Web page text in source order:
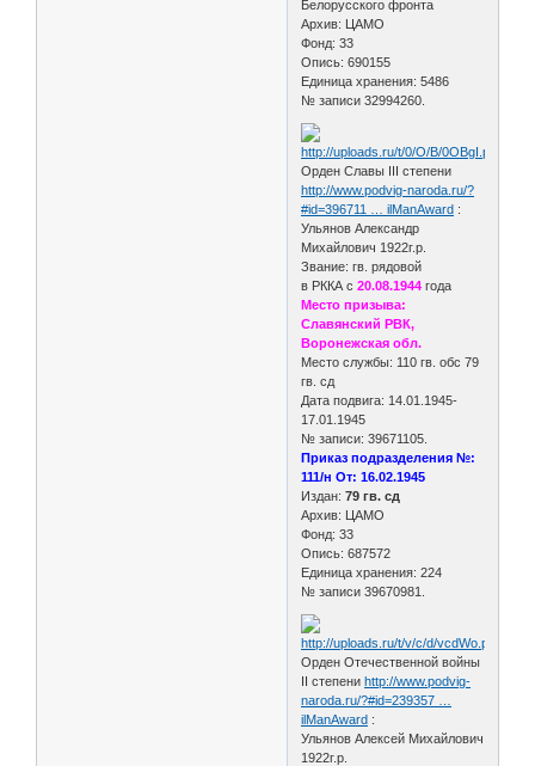
Белорусского фронта
Архив: ЦАМО
Фонд: 33
Опись: 690155
Единица хранения: 5486
№ записи 32994260.
Орден Славы III степени
http://www.podvig-naroda.ru/?
#id=396711 … ilManAward :
Ульянов Александр
Михайлович 1922г.р.
Звание: гв. рядовой
в РККА с20.08.1944 года
Место призыва:
Славянский РВК,
Воронежская обл.
Место службы: 110 гв. обс 79
гв. сд
Дата подвига: 14.01.1945-
17.01.1945
№ записи: 39671105.
Приказ подразделения №:
111/н От: 16.02.1945
Издан:79 гв. сд
Архив: ЦАМО
Фонд: 33
Опись: 687572
Единица хранения: 224
№ записи 39670981.
Орден Отечественной войны
II степениhttp://www.podvig-
naroda.ru/?#id=239357 …
ilManAward :
Ульянов Алексей Михайлович
1922г.р.